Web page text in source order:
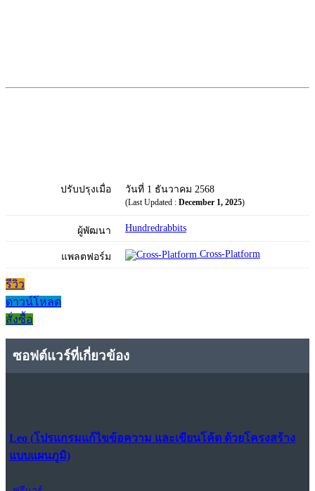
ปรับปรุงเมื่อ วันที่ 1 ธันวาคม 2568
(Last Updated : December 1, 2025)
ผู้พัฒนา Hundredrabbits
แพลตฟอร์ม Cross-Platform
รีวิว
ดาวน์โหลด
สั่งซื้อ
ซอฟต์แวร์ที่เกี่ยวข้อง
Leo (โปรแกรมแก้ไขข้อความ และเขียนโค้ด ด้วยโครงสร้าง
แบบแผนภูมิ)